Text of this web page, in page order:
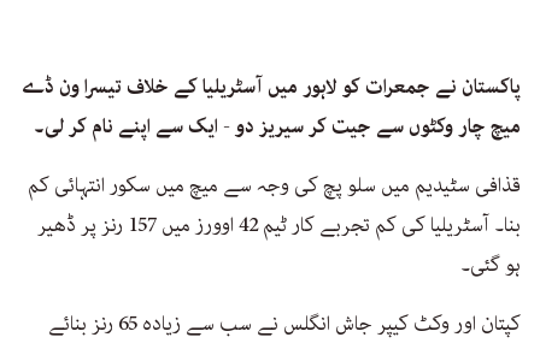
پاکستان نے جمعرات کو لاہور میں آسٹریلیا کے خلاف تیسرا ون ڈے
میچ چار وکٹوں سے جیت کر سیریز دو - ایک سے اپنے نام کر لی۔
قذافی سٹیدیم میں سلو پچ کی وجہ سے میچ میں سکور انتہائی کم
بنا۔ آسٹریلیا کی کم تجربے کار ٹیم 42 اوورز میں 157 رنز پر ڈھیر
ہو گئی۔
کپتان اور وکٹ کیپر جاش انگلس نے سب سے زیادہ 65 رنز بنائے